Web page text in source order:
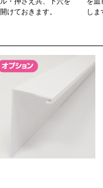
開けておきます。
しま